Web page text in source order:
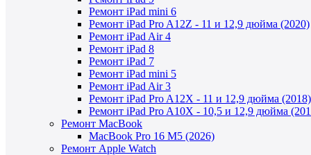
Ремонт iPad mini 6
Ремонт iPad Pro A12Z - 11 и 12,9 дюйма (2020)
Ремонт iPad Air 4
Ремонт iPad 8
Ремонт iPad 7
Ремонт iPad mini 5
Ремонт iPad Air 3
Ремонт iPad Pro A12X - 11 и 12,9 дюйма (2018)
Ремонт iPad Pro A10X - 10,5 и 12,9 дюйма
Ремонт MacBook
MacBook Pro 16 M5 (2026)
Ремонт Apple Watch